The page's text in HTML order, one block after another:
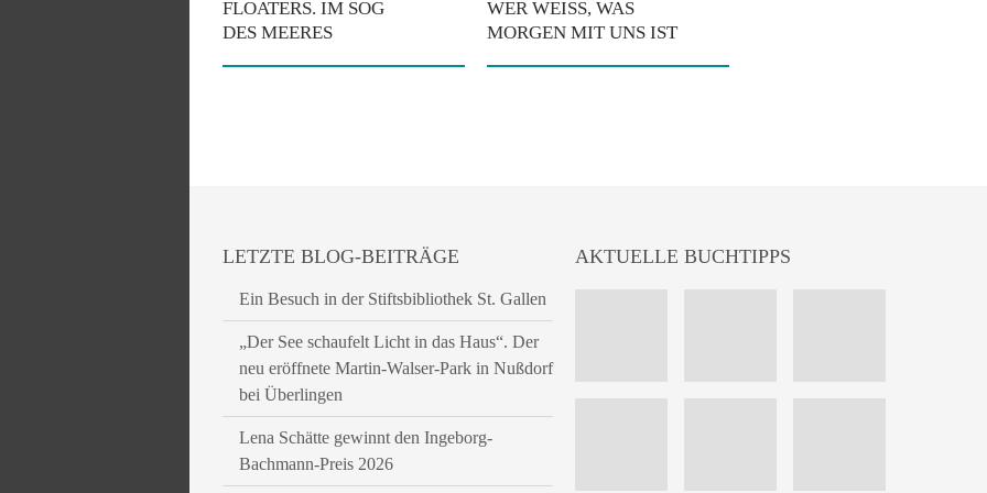
FLOATERS. IM SOG
DES MEERES
WER WEISS, WAS M
ORGEN MIT UNS IST
LETZTE BLOG-BEITRÄGE
Ein Besuch in der Stiftsbibliothek St. Gallen
„Der See schaufelt Licht in das Haus“. Der
neu eröffnete Martin-Walser-Park in Nußdorf
bei Überlingen
Lena Schätte gewinnt den Ingeborg-
Bachmann-Preis 2026
AKTUELLE BUCHTIPPS